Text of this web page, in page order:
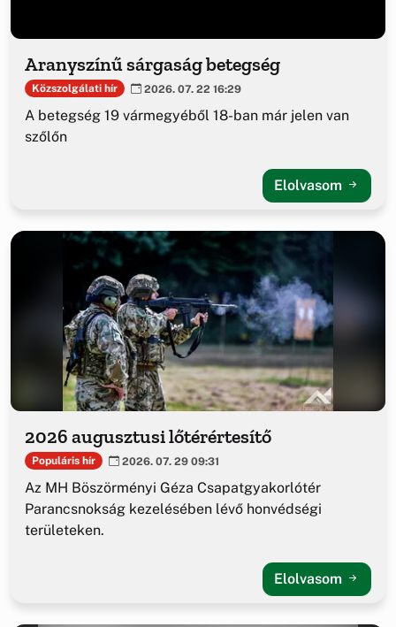
Aranyszínű sárgaság betegség
Közszolgálati hír 2026. 07. 22 16:29
A betegség 19 vármegyéből 18-ban már jelen van
szőlőn
Elolvasom
2026 augusztusi lőtérértesítő
Populáris hír 2026. 07. 29 09:31
Az MH Böszörményi Géza Csapatgyakorlótér
Parancsnokság kezelésében lévő honvédségi
területeken.
Elolvasom